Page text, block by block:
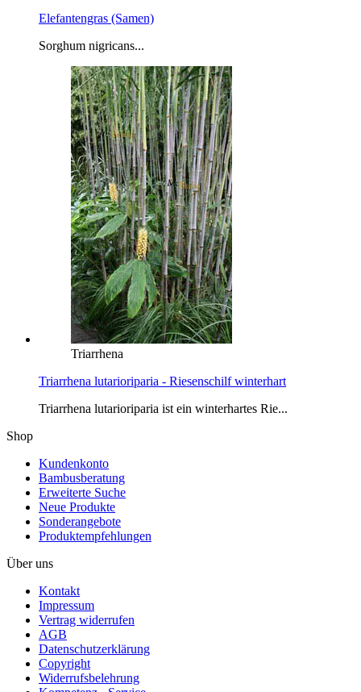
Elefantengras (Samen)
Sorghum nigricans...
Triarrhena
Triarrhena lutarioriparia - Riesenschilf winterhart
Triarrhena lutarioriparia ist ein winterhartes Rie...
Shop
Kundenkonto
Bambusberatung
Erweiterte Suche
Neue Produkte
Sonderangebote
Produktempfehlungen
Über uns
Kontakt
Impressum
Vertrag widerrufen
AGB
Datenschutzerklärung
Copyright
Widerrufsbelehrung